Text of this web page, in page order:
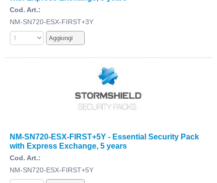
Cod. Art.:
NM-SN720-ESX-FIRST+3Y
NM-SN720-ESX-FIRST+5Y - Essential Security Pack
with Express Exchange, 5 years
Cod. Art.:
NM-SN720-ESX-FIRST+5Y